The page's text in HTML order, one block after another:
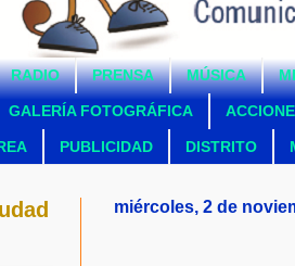
RADIO PRENSA MÚSICA
GALERÍA FOTOGRÁFICA
PUBLICIDAD DISTRITO
miércoles, 2 de